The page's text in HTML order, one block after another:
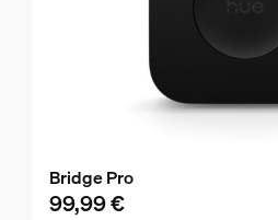
Bridge Pro
99,99 €